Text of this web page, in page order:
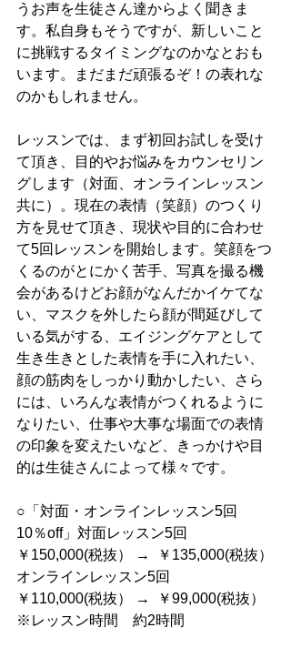
うお声を生徒さん達からよく聞きま
す。私自身もそうですが、新しいこと
に挑戦するタイミングなのかなとおも
います。まだまだ頑張るぞ！の表れな
のかもしれません。
レッスンでは、まず初回お試しを受け
て頂き、目的やお悩みをカウンセリン
グします（対面、オンラインレッスン
共に）。現在の表情（笑顔）のつくり
方を見せて頂き、現状や目的に合わせ
て5回レッスンを開始します。笑顔をつ
くるのがとにかく苦手、写真を撮る機
会があるけどお顔がなんだかイケてな
い、マスクを外したら顔が間延びして
いる気がする、エイジングケアとして
生き生きとした表情を手に入れたい、
顔の筋肉をしっかり動かしたい、さら
には、いろんな表情がつくれるように
なりたい、仕事や大事な場面での表情
の印象を変えたいなど、きっかけや目
的は生徒さんによって様々です。
○「対面・オンラインレッスン5回
10％off」対面レッスン5回
￥150,000(税抜）​ →  ￥135,000(税抜）
オンラインレッスン5回
￥110,000(税抜） →  ￥99,000(税抜）
※レッスン時間　​約2時間